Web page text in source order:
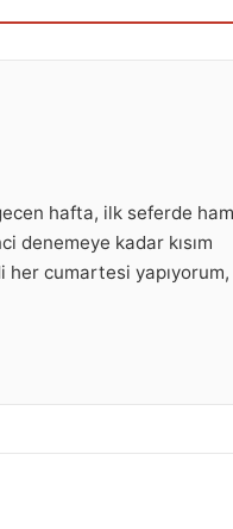
hafta, ilk seferde
denemeye kadar kısım
her cumartesi